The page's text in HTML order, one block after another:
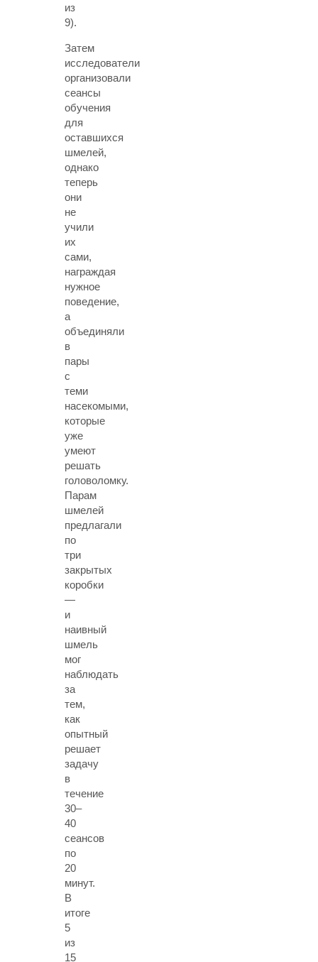
из
9).
Затем
исследователи
организовали
сеансы
обучения
для
оставшихся
шмелей,
однако
теперь
они
не
учили
их
сами,
награждая
нужное
поведение,
а
объединяли
в
пары
с
теми
насекомыми,
которые
уже
умеют
решать
головоломку.
Парам
шмелей
предлагали
по
три
закрытых
коробки
—
и
наивный
шмель
мог
наблюдать
за
тем,
как
опытный
решает
задачу
в
течение
30–
40
сеансов
по
20
минут.
В
итоге
5
из
15